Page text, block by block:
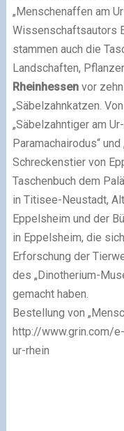
„Menschenaffen am
Wissenschaftsautors
stammen auch die
Landschaften,
Rheinhessenvor zehn
„Säbelzahnkatzen.
„Säbelzahntiger am
Paramachairodus“
Schreckenstier von
Taschenbuch dem
in Titisee-Neustadt,
Eppelsheim und der
in Eppelsheim, die
Erforschung der
des „Dinotherium-
gemacht haben.
Bestellung von
http://www.grin.com/
ur-rhein